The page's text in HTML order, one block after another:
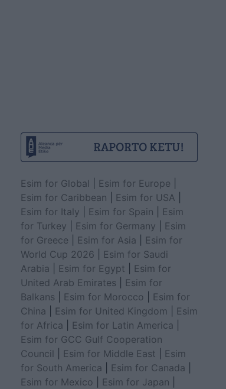
Esim for Global Esim for Europe
Esim for Caribbean
Esim for USA
Esim for Italy
Esim for Spain
Esim
for Turkey
Esim for Germany
Esim
for Greece
Esim for Asia
Esim for
World Cup 2026
Esim for Saudi
Arabia
Esim for Egypt
Esim for
United Arab Emirates
Esim for
Balkans
Esim for Morocco
Esim for
China
Esim for United Kingdom
Esim
for Africa
Esim for Latin America
Esim for GCC Gulf Cooperation
Council
Esim for Middle East
Esim
for South America
Esim for Canada
Esim for Mexico
Esim for Japan